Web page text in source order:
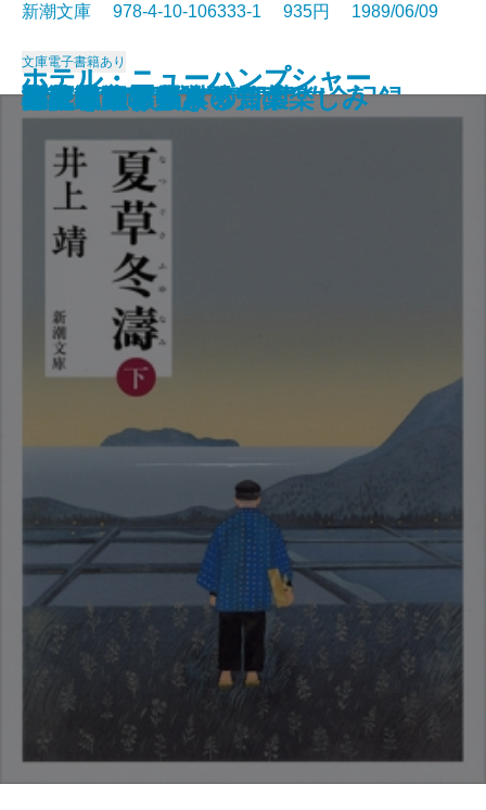
ホテル・ニューハンプシャー
〔上〕
ホテル・ニューハンプシャー
〔下〕
村上朝日堂の逆襲
長英逃亡〔上〕
長英逃亡〔下〕
吉原御免状
大垣行345M列車の殺意
墜落の夏―日航123便事故全記録―
新編 銀河鉄道の夜
夏草冬濤〔上〕
新潮文庫 978-4-10-106333-1 935円 1989/06/09
文庫電子書籍あり
夏草冬濤〔下〕
打たれ強く生きる
バーボン・ストリート
アメリカ素描
ご依頼の件
江戸アルキ帖
白夜を旅する人々
小説のたくらみ、知の楽しみ
心に迫るパウロの言葉
夢見通りの人々